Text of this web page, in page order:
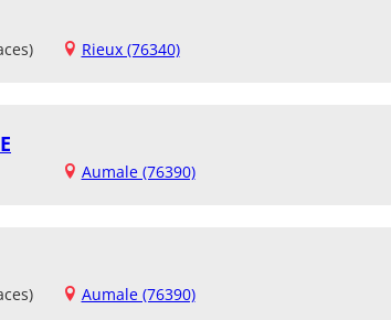
Rieux (76340)
Aumale (76390)
Aumale (76390)